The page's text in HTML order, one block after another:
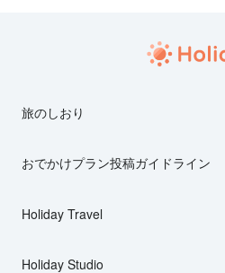
旅のしおり
おでかけプラン投稿ガイドライン
Holiday Travel
Holiday Studio